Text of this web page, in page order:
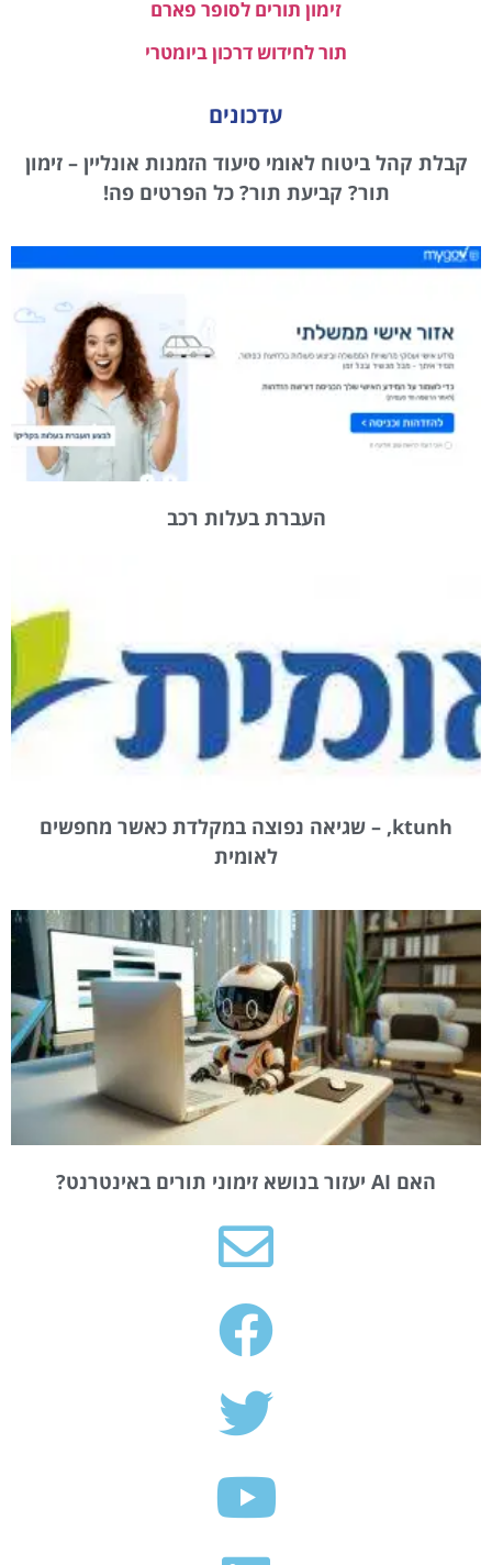
זימון תורים לסופר פארם
תור לחידוש דרכון ביומטרי
עדכונים
קבלת קהל ביטוח לאומי סיעוד הזמנות אונליין – זימון
תור? קביעת תור? כל הפרטים פה!
העברת בעלות רכב
ktunh, – שגיאה נפוצה במקלדת כאשר מחפשים
לאומית
האם AI יעזור בנושא זימוני תורים באינטרנט?